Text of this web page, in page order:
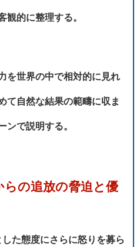
観的に整理する。
を世界の中で相対的に見れ
て自然な結果の範疇に収ま
ンで説明する。
の追放の脅迫と優
た態度にさらに怒りを募ら